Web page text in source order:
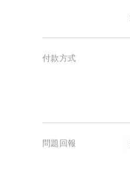
付款方式
問題回報